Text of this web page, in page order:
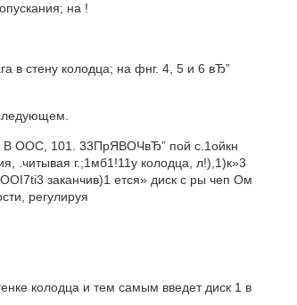
на !
в стену колодца; на фнг. 4, 5 и 6 вЂ”
В ООС, 101. 33ПрЯВОЧвЂ” пой с.1ойкн
.читывая г.;1мб1!11у колодца, л!),1)к»3
заканчив)1 ется» диск с ры чеп Ом
регулируя
колодца и тем самым введет диск 1 в